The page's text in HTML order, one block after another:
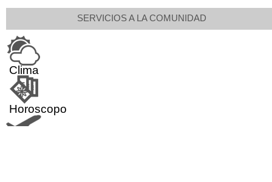
SERVICIOS A LA COMUNIDAD
Clima
Horoscopo